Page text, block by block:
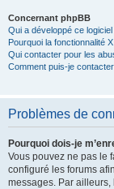
Concernant phpBB
Qui a développé ce
Pourquoi la fonctionnalité
Qui contacter pour les
Comment puis-je
Problèmes de
Pourquoi dois-je
Vous pouvez ne pas le
configuré les forums
messages. Par ailleurs,